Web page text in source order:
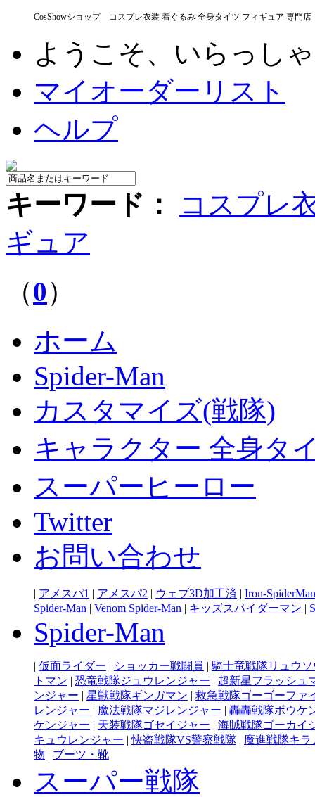
CosShowショップ コスプレ衣装 着ぐるみ 全身タイツ フィギュア 専門店
ようこそ、いらっし
マイオーダーリスト
ヘルプ
キーワード：
コスプレ
ギュア
（0）
ホーム
Spider-Man
カスタマイズ(戦隊)
キャラクター 全身タ
スーパーヒーロー
Twitter
お問い合わせ
| アメスパ1 | アメスパ2 | ウェブ3D加工済 | Iron-SpiderMan
Spider-Man | Venom Spider-Man | キッズスパイダーマン |
Spider-Man
| 仮面ライダー | ショッカー戦闘員 | 騎士竜戦隊リュウ
トマン | 恐竜戦隊ジュウレンジャー | 超新星フラッシュ
ンジャー | 星獣戦隊ギンガマン | 救急戦隊ゴーゴーファ
レンジャー | 魔法戦隊マジレンジャー | 轟轟戦隊ボウケ
ケンジャー | 天装戦隊ゴセイジャー | 海賊戦隊ゴーカイ
キュウレンジャー |快盗戦隊VS警察戦隊 | 魔進戦隊キラ
物 | ブーツ・靴
スーパー戦隊